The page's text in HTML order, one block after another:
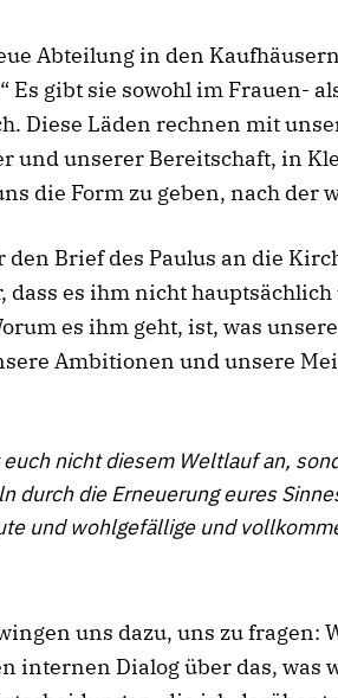
Abteilung in den
Es gibt sie sowohl im Frauen-
Diese Läden rechnen mit
und unserer Bereitschaft, in
die Form zu geben, nach der
Brief des Paulus an die
dass es ihm nicht
es ihm geht, ist, was
Ambitionen und unsere
euch nicht diesem Weltlauf an,
durch die Erneuerung eures
und wohlgefällige und
uns dazu, uns zu fragen:
internen Dialog über das, was